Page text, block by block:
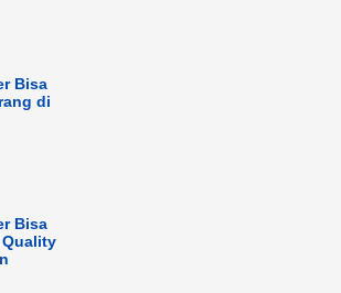
Bisa
di
Bisa
Quality